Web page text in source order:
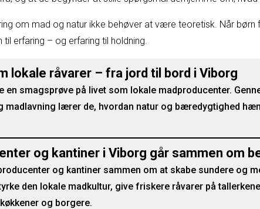
om mad og natur ikke behøver at være teoretisk. Når børn
til erfaring – og erfaring til holdning.
lokale råvarer – fra jord til bord i Viborg
en smagsprøve på livet som lokale madproducenter.
madlavning lærer de, hvordan natur og bæredygtighed
og kantiner i Viborg går sammen om
og kantiner sammen om at skabe sundere og
den lokale madkultur, give friskere råvarer på
og borgere.